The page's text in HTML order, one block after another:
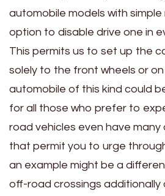
automobile models with simple
option to disable drive one in
This permits us to set up the
solely to the front wheels or
automobile of this kind could
for all those who prefer to
road vehicles even have
that permit you to urge
an example might be a
off-road crossings additionally